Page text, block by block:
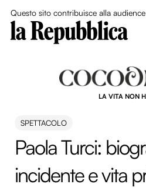
Questo sito contribuisce alla
LA VITA NON
SPETTACOLO
Paola Turci:
incidente e vita